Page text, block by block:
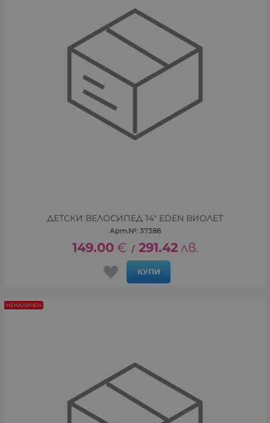
ДЕТСКИ ВЕЛОСИПЕД 14" EDEN ВИОЛЕТ
Арт.№: 37388
149.00 € / 291.42 лв.
КУПИ
НЕНАЛИЧЕН